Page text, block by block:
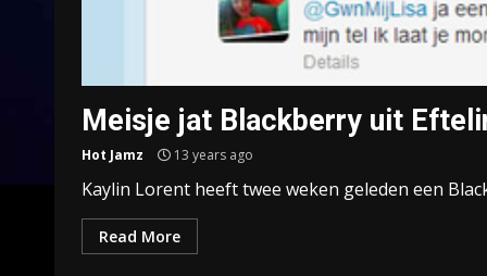
Meisje jat Blackberry uit
Hot Jamz 13 years ago
Kaylin Lorent heeft twee weken geleden een
Read More